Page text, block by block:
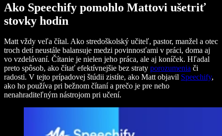
Ako Speechify pomohlo Mattovi ušetriť
stovky hodín
Matt vždy veľa čítal. Ako stredoškolský učiteľ, pastor, manžel a otec
troch detí neustále balansuje medzi povinnosťami v práci, doma aj
vo vzdelávaní. Čítanie je nielen jeho práca, ale aj koníček. Hľadal
preto spôsob, ako čítať efektívnejšie bez straty porozumenia či
radosti. V tejto prípadovej štúdii zistíte, ako Matt objavil Speechify,
ako ho používa pri bežnom čítaní a prečo je pre neho
nenahraditeľným nástrojom pri učení.